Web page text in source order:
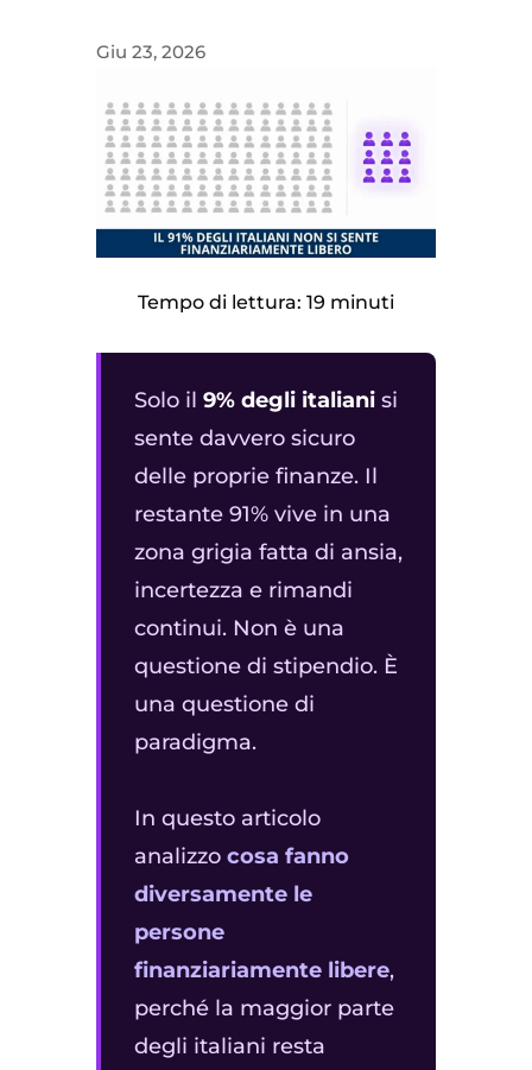
Giu 23, 2026
Tempo di lettura: 19 minuti
Solo il 9% degli italianisi
sente davvero sicuro
delle proprie finanze. Il
restante 91% vive in una
zona grigia fatta di ansia,
incertezza e rimandi
continui. Non è una
questione di stipendio. È
una questione di
paradigma.
In questo articolo
analizzo cosa fanno
diversamente le
persone
finanziariamente libere,
perché la maggior parte
degli italiani resta